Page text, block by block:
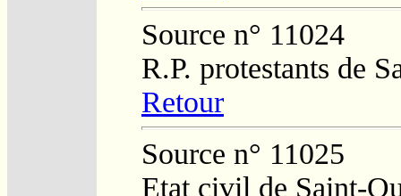
Source n° 11024
R.P. protestants de
Retour
Source n° 11025
Etat civil de Saint-